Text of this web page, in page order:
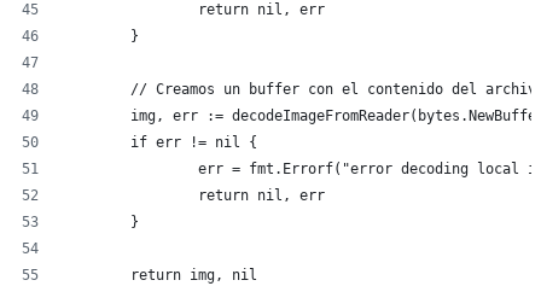
		return nil, err
	}
// Creamos un buffer con el contenido del
img, err :=
	if err != nil {
err = fmt.Errorf("error decoding local
		return nil, err
	}
	return img, nil